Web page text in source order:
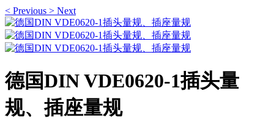
< Previous > Next
德国DIN VDE0620-1插头量
规、插座量规